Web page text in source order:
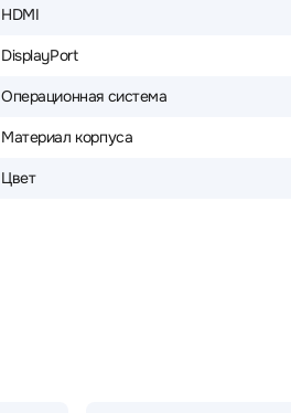
HDMI
DisplayPort
Операционная система
Материал корпуса
Цвет